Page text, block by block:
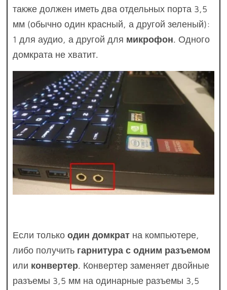
также должен иметь два отдельных порта 3,5
мм (обычно один красный, а другой зеленый):
1 для аудио, а другой для микрофон. Одного
домкрата не хватит.
Если толькоодин домкрат на компьютере,
либо получить гарнитура с одним разъемом
или конвертер. Конвертер заменяет двойные
разъемы 3,5 мм на одинарные разъемы 3,5